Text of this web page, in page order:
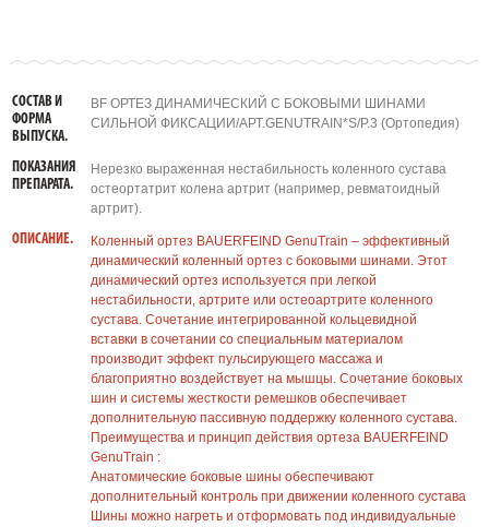
СОСТАВ И
ФОРМА
ВЫПУСКА.
BF ОРТЕЗ ДИНАМИЧЕСКИЙ С БОКОВЫМИ ШИНАМИ
СИЛЬНОЙ ФИКСАЦИИ/АРТ.GENUTRAIN*S/Р.3 (Ортопедия)
ПОКАЗАНИЯ
ПРЕПАРАТА.
Нерезко выраженная нестабильность коленного сустава
остеортатрит колена артрит (например, ревматоидный
артрит).
ОПИСАНИЕ.
Коленный ортез BAUERFEIND GenuTrain – эффективный
динамический коленный ортез с боковыми шинами. Этот
динамический ортез используется при легкой
нестабильности, артрите или остеоартрите коленного
сустава. Сочетание интегрированной кольцевидной
вставки в сочетании со специальным материалом
производит эффект пульсирующего массажа и
благоприятно воздействует на мышцы. Сочетание боковых
шин и системы жесткости ремешков обеспечивает
дополнительную пассивную поддержку коленного сустава.
Преимущества и принцип действия ортеза BAUERFEIND
GenuTrain :
Анатомические боковые шины обеспечивают
дополнительный контроль при движении коленного сустава
Шины можно нагреть и отформовать под индивидуальные